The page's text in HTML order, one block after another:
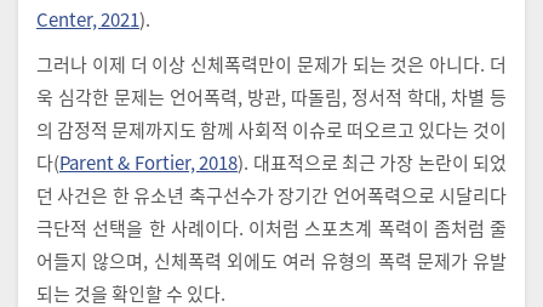
Center, 2021).
그러나 이제 더 이상 신체폭력만이 문제가 되는 것은 아니다. 더
욱 심각한 문제는 언어폭력, 방관, 따돌림, 정서적 학대, 차별 등
의 감정적 문제까지도 함께 사회적 이슈로 떠오르고 있다는 것이
다(Parent & Fortier, 2018). 대표적으로 최근 가장 논란이 되었
던 사건은 한 유소년 축구선수가 장기간 언어폭력으로 시달리다
극단적 선택을 한 사례이다. 이처럼 스포츠계 폭력이 좀처럼 줄
어들지 않으며, 신체폭력 외에도 여러 유형의 폭력 문제가 유발
되는 것을 확인할 수 있다.